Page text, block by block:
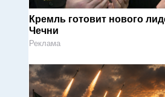
Кремль готовит нового
Чечни
Реклама